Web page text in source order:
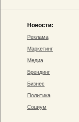
Новости:
Реклама
Маркетинг
Медиа
Брендинг
Бизнес
Политика
Социум